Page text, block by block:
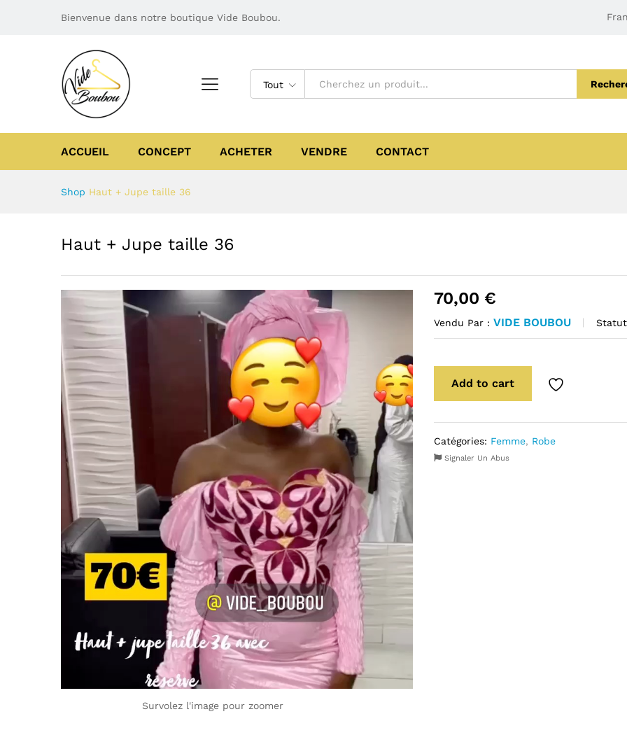
Bienvenue dans notre boutique Vide Boubou.
Tout
ACCUEIL CONCEPT ACHETER VENDRE CONTACT
Shop Haut + Jupe taille 36
Haut + Jupe taille 36
Survolez l'image pour zoomer
70,00 €
Vendu Par :VIDE BOUBOU
Add to cart
Catégories: Femme, Robe
Signaler Un Abus